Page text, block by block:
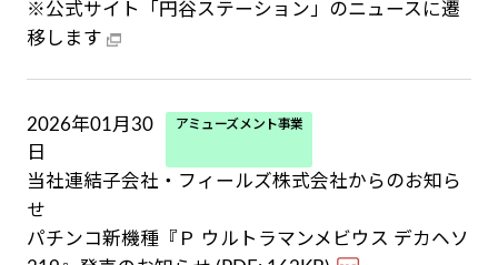
※公式サイト「円谷ステーション」のニュースに遷
移します
2026年01月30
日
アミューズメント事業
当社連結子会社・フィールズ株式会社からのお知ら
せ
パチンコ新機種『Ｐ ウルトラマンメビウス デカヘソ